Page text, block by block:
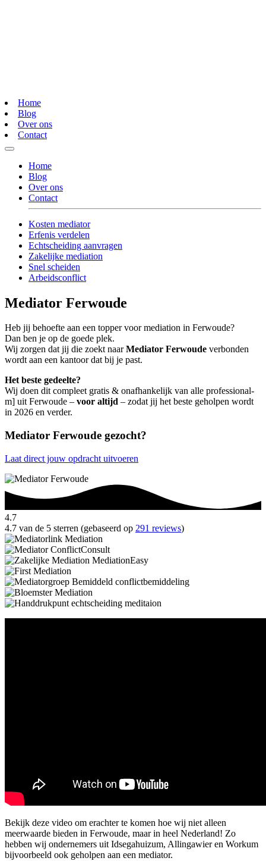
Home
Blog
Over ons
Contact
Home
Blog
Over ons
Contact
Kosten mediator
Erfenis verdelen
Echtscheiding aanvragen
Zakelijke mediation
Snel scheiden
Arbeidsconflict
Mediator Ferwoude
Heb jij behoefte aan een topper voor mediation in Ferwoude?
Dan ben je op de goede plek.
Wij zorgen dat jij die zoekt naarMediator Ferwoude verbonden
wordt aan een kantoor dat bij je past.
Het beste gedeelte?
Wij doen dit compleet gratis & onafhankelijk van alle professional-
m] uit Ferwoude – voor altijd – zodat jij het beste geholpen wordt
in 2026 en verder.
Mediator Ferwoude gezocht?
Laat direct jouw opdracht uitvoeren
4.7
4.7 van de 5 sterren (gebaseerd op 291 reviews)
Bekijk deze video om erachter te komen hoe wij niet alleen
meerwaarde bieden in Ferwoude, maar in heel Nederland! Zo
hebben wij ondernemers uit Idsegahuizum, Allingawier en Workum
bijvoorbeeld ook geholpen aan een mediator.